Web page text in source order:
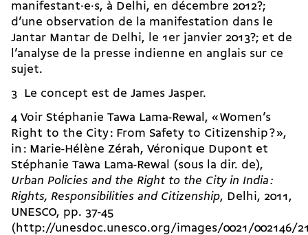
ma­ni­fes­tant·e·s, à Delhi, en décembre 2012?;
d’une observation de la manifestation dans le
Jantar Mantar de Delhi, le 1er janvier 2013?; et de
l’analyse de la presse indienne en anglais sur ce
sujet.
3 Le concept est de James Jasper.
4 Voir Stéphanie Tawa Lama-Rewal, « Women’s
Right to the City : From Safety to Citizenship ? »,
in : Marie-Hélène Zérah, Véronique Dupont et
Stéphanie Tawa Lama-Rewal (sous la dir. de),
Urban Policies and the Right to the City in India:
Rights, Responsibilities and Citizenship, Delhi, 2011,
UNESCO, pp. 37-45
(http://unesdoc.unesco.org/images/0021/002146/